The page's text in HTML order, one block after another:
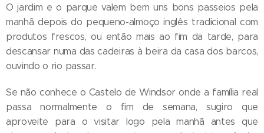
O jardim e o parque valem bem uns bons passeios pela
manhã depois do pequeno-almoço inglês tradicional com
produtos frescos, ou então mais ao fim da tarde, para
descansar numa das cadeiras à beira da casa dos barcos,
ouvindo o rio passar.
Se não conhece o Castelo de Windsor onde a família real
passa normalmente o fim de semana, sugiro que
aproveite para o visitar logo pela manhã antes que